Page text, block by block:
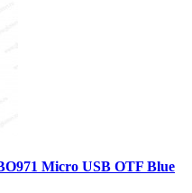
Micro USB OTF Blue